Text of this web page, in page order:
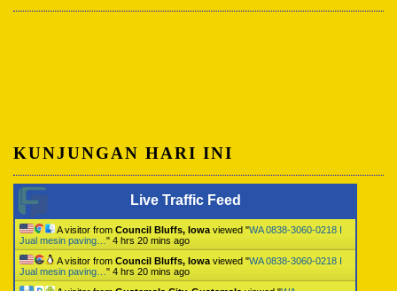
KUNJUNGAN HARI INI
Live Traffic Feed
A visitor from Council Bluffs, Iowa viewed "WA 0838-3060-0218 I
Jual mesin paving… " 4 hrs 20 mins ago
A visitor from Council Bluffs, Iowa viewed "WA 0838-3060-0218 I
Jual mesin paving… " 4 hrs 20 mins ago